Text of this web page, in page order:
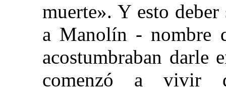
muerte». Y esto
a Manolín - nombre
acostumbraban darle
comenzó a vivir